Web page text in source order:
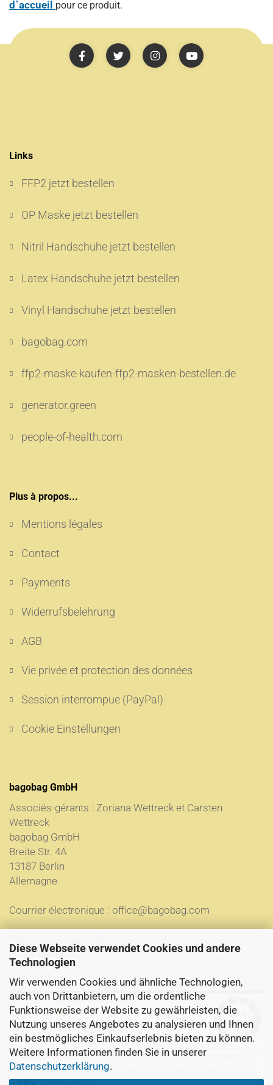
Diese Webseite verwendet Cookies und andere
Technologien
Wir verwenden Cookies und ähnliche Technologien,
auch von Drittanbietern, um die ordentliche
Funktionsweise der Website zu gewährleisten, die
Nutzung unseres Angebotes zu analysieren und Ihnen
ein bestmögliches Einkaufserlebnis bieten zu können.
Weitere Informationen finden Sie in unserer
Datenschutzerklärung.
d`accueil pour ce produit.
Links
FFP2 jetzt bestellen
OP Maske jetzt bestellen
Nitril Handschuhe jetzt bestellen
Latex Handschuhe jetzt bestellen
Vinyl Handschuhe jetzt bestellen
bagobag.com
ffp2-maske-kaufen-ffp2-masken-bestellen.de
generator.green
people-of-health.com
Plus à propos...
Mentions légales
Contact
Payments
Widerrufsbelehrung
AGB
Vie privée et protection des données
Session interrompue (PayPal)
Cookie Einstellungen
bagobag GmbH
Associés-gérants : Zoriana Wettreck et Carsten
Wettreck
bagobag GmbH
Breite Str. 4A
13187 Berlin
Allemagne
Courrier électronique : office@bagobag.com
N° de membre PSI: 48072